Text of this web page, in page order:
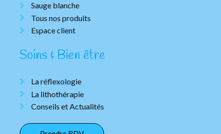
Sauge blanche
Tous nos produits
Espace client
Soins & Bien être
La réflexologie
La lithothérapie
Conseils et Actualités